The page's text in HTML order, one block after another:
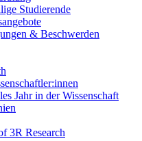
Studierende
& Beschwerden
Jahr in der Wissenschaft
3R Research